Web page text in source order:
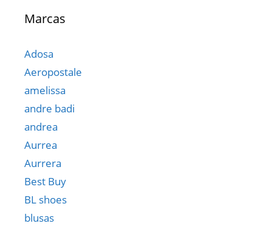
Marcas
Adosa
Aeropostale
amelissa
andre badi
andrea
Aurrea
Aurrera
Best Buy
BL shoes
blusas